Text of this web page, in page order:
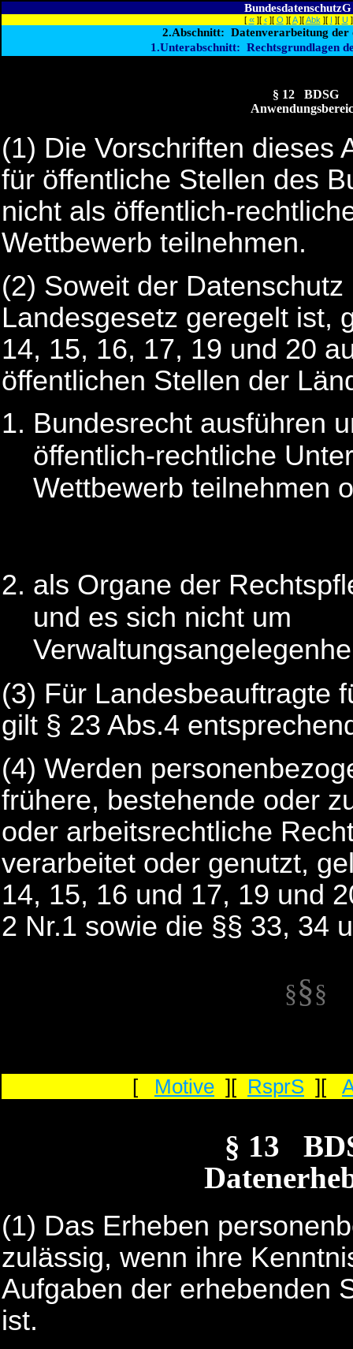
[ «][ ‹][ O ][A][Abk ][ I ][ U
2.Abschnitt: Datenverarbeitung der
1.Unterabschnitt: Rechtsgrundlagen
§ 12 BDSG
(1) Die Vorschriften dieses
für öffentliche Stellen des
nicht als öffentlich-
Wettbewerb teilnehmen.
(2) Soweit der
Landesgesetz geregelt ist,
14, 15, 16, 17, 19 und 20
öffentlichen Stellen der
Bundesrecht ausführen
öffentlich-rechtliche
Wettbewerb teilnehmen
als Organe der
und es sich nicht um
(3) Für Landesbeauftragte
gilt § 23 Abs.4
(4) Werden
frühere, bestehende oder
oder arbeitsrechtliche
verarbeitet oder genutzt,
14, 15, 16 und 17, 19 und
2 Nr.1 sowie die §§ 33, 34
§§§
[ Motive ][ RsprS ][
§ 13
(1) Das Erheben
zulässig, wenn ihre
Aufgaben der erhebenden
ist.